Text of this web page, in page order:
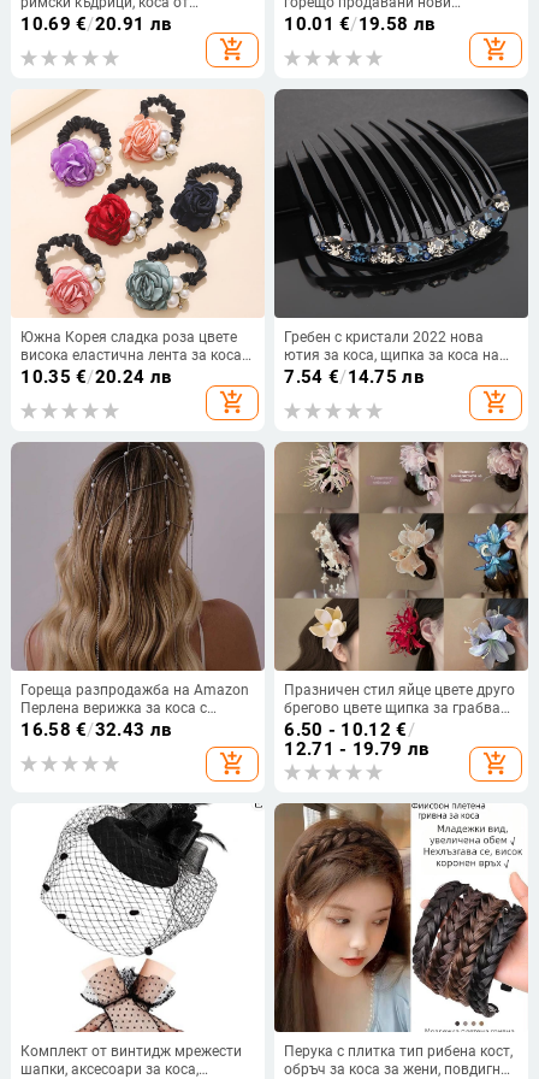
високотемпературно влакно,
механично изработване, за жени,
подходяща за всички тони на
10.69 €/20.91 лв
add_shopping_cart
булчински бижута сватбена
рокля коса прическа ръчно
изработен гребен с цветя
10.01 €/19.58 лв
add_shopping_cart
Южна Корея сладка роза цвете
висока еластична лента за коса с
ластик за коса с топка глава,
проста голяма перлена лента за
коса за жени
10.35 €/20.24 лв
add_shopping_cart
Гребен с кристали 2022 нова
ютия за коса, щипка за коса на
задната част на главата, лек
луксозен бретон, гребен за коса,
аксесоари за коса, картичка за
7.54 €/14.75 лв
add_shopping_cart
Гореща разпродажба на Amazon
Перлена верижка за коса с
пискюл, леки луксозни мрежести
булчински аксесоари за коса,
висок клас аксесоари Sense,
16.58 €/32.43 лв
add_shopping_cart
Празничен стил яйце цвете друго
брегово цвете щипка за грабване
сладък момичешки бретон
странична фиба бохемска модна
аксесоари за коса
6.50 - 10.12 €/
12.71 - 19.79 лв
add_shopping_cart
Комплект от винтидж мрежести
шапки, аксесоари за коса,
Перука с плитка тип рибена кост,
обръч за коса за жени, повдигнат